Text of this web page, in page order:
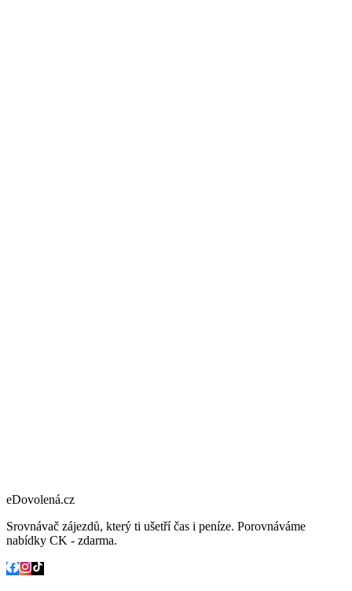
eDovolená.cz
Srovnávač zájezdů, který ti ušetří čas i peníze. Porovnáváme
nabídky CK - zdarma.